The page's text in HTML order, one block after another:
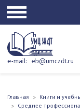
e-mail: eb@umczdt.ru
Главная Книги и
Среднее